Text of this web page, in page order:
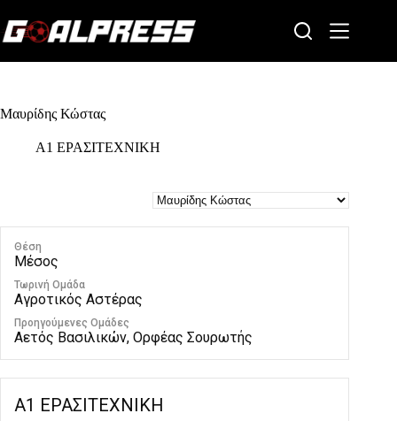
to
content
Μαυρίδης Κώστας
Α1 ΕΡΑΣΙΤΕΧΝΙΚΗ
Θέση
Μέσος
Τωρινή Ομάδα
Αγροτικός Αστέρας
Προηγούμενες Ομάδες
Αετός Βασιλικών, Ορφέας Σουρωτής
Α1 ΕΡΑΣΙΤΕΧΝΙΚΗ